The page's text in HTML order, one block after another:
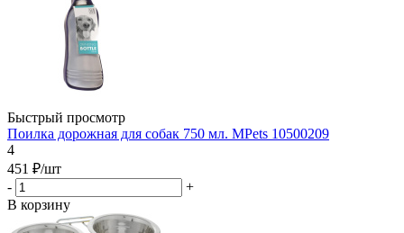
Быстрый просмотр
Поилка дорожная для собак 750 мл. MPets 10500209
4
451 ₽/шт
-
+
В корзину